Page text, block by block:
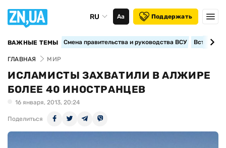
RU Аа Поддержать
ВАЖНЫЕ ТЕМЫ Смена правительства и руководства ВСУ
ГЛАВНАЯ МИР
ИСЛАМИСТЫ ЗАХВАТИЛИ В АЛЖИРЕ
БОЛЕЕ 40 ИНОСТРАНЦЕВ
16 января, 2013, 20:24
Поделиться